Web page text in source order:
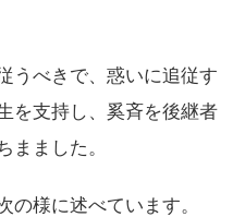
うべきで、惑いに追従す
を支持し、奚斉を後継者
まました。
の様に述べています。